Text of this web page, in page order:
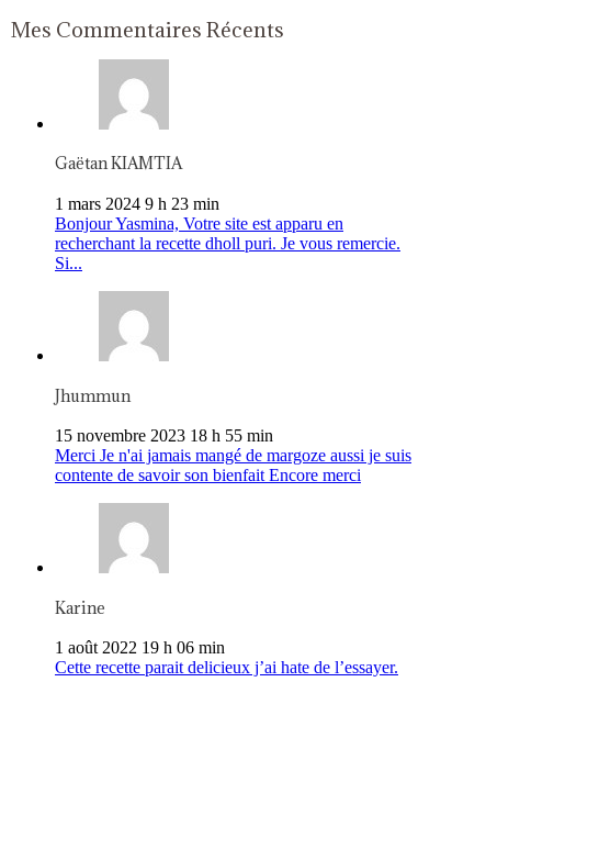
Mes Commentaires Récents
Gaëtan KIAMTIA
1 mars 2024 9 h 23 min
Bonjour Yasmina, Votre site est apparu en
recherchant la recette dholl puri. Je vous remercie.
Si...
Jhummun
15 novembre 2023 18 h 55 min
Merci Je n'ai jamais mangé de margoze aussi je suis
contente de savoir son bienfait Encore merci
Karine
1 août 2022 19 h 06 min
Cette recette parait delicieux j’ai hate de l’essayer.